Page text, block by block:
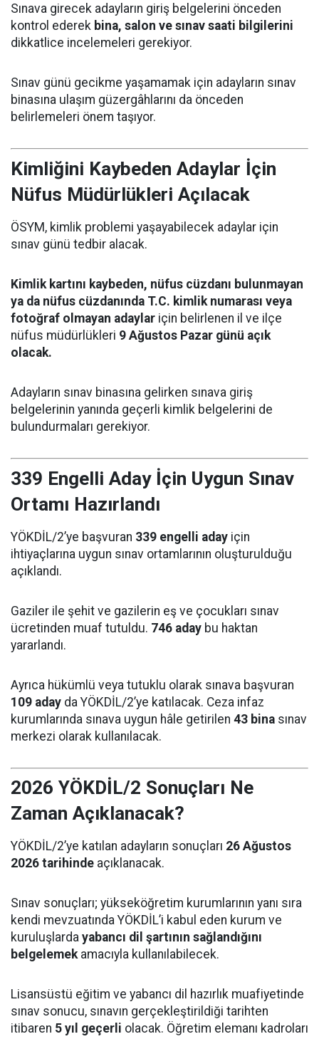
Sınava girecek adayların giriş belgelerini önceden
kontrol ederek bina, salon ve sınav saati bilgilerini
dikkatlice incelemeleri gerekiyor.
Sınav günü gecikme yaşamamak için adayların sınav
binasına ulaşım güzergâhlarını da önceden
belirlemeleri önem taşıyor.
Kimliğini Kaybeden Adaylar İçin
Nüfus Müdürlükleri Açılacak
ÖSYM, kimlik problemi yaşayabilecek adaylar için
sınav günü tedbir alacak.
Kimlik kartını kaybeden, nüfus cüzdanı bulunmayan
ya da nüfus cüzdanında T.C. kimlik numarası veya
fotoğraf olmayan adaylar için belirlenen il ve ilçe
nüfus müdürlükleri 9 Ağustos Pazar günü açık
olacak.
Adayların sınav binasına gelirken sınava giriş
belgelerinin yanında geçerli kimlik belgelerini de
bulundurmaları gerekiyor.
339 Engelli Aday İçin Uygun Sınav
Ortamı Hazırlandı
YÖKDİL/2’ye başvuran 339 engelli aday için
ihtiyaçlarına uygun sınav ortamlarının oluşturulduğu
açıklandı.
Gaziler ile şehit ve gazilerin eş ve çocukları sınav
ücretinden muaf tutuldu. 746 aday bu haktan
yararlandı.
Ayrıca hükümlü veya tutuklu olarak sınava başvuran
109 aday da YÖKDİL/2’ye katılacak. Ceza infaz
kurumlarında sınava uygun hâle getirilen 43 bina sınav
merkezi olarak kullanılacak.
2026 YÖKDİL/2 Sonuçları Ne
Zaman Açıklanacak?
YÖKDİL/2’ye katılan adayların sonuçları 26 Ağustos
2026 tarihinde açıklanacak.
Sınav sonuçları; yükseköğretim kurumlarının yanı sıra
kendi mevzuatında YÖKDİL’i kabul eden kurum ve
kuruluşlarda yabancı dil şartının sağlandığını
belgelemekamacıyla kullanılabilecek.
Lisansüstü eğitim ve yabancı dil hazırlık muafiyetinde
sınav sonucu, sınavın gerçekleştirildiği tarihten
itibaren 5 yıl geçerli olacak. Öğretim elemanı kadroları